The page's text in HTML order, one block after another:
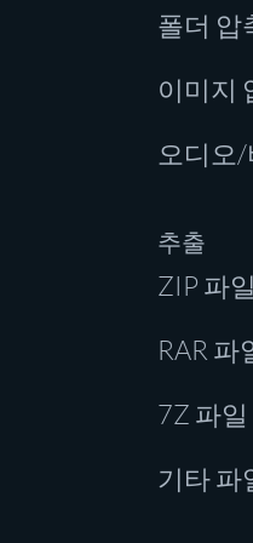
폴더 압
이미지
오디오
추출
ZIP 파
RAR 파
7Z 파
기타 파